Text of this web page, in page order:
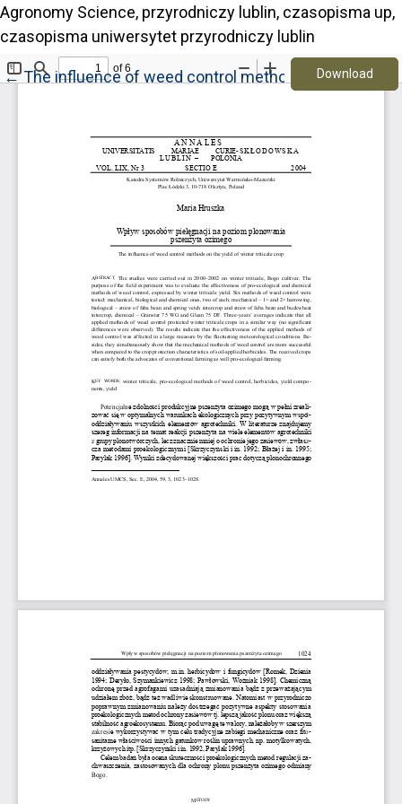
Agronomy Science, przyrodniczy lublin, czasopisma up,
czasopisma uniwersytet przyrodniczy lublin
←Return to Article Details
The influence of weed control methods on the yield
Download